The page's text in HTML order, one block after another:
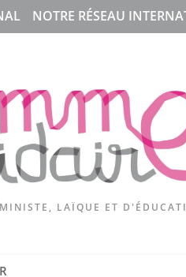
NOTRE RÉSEAU
LAÏQUE ET